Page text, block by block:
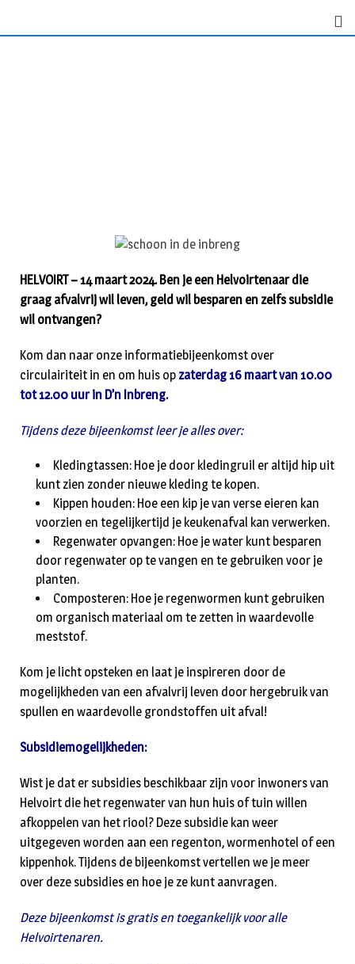
HELVOIRT – 14 maart 2024. Ben je een Helvoirtenaar die
graag afvalvrij wil leven, geld wil besparen en zelfs subsidie
wil ontvangen?
Kom dan naar onze informatiebijeenkomst over
circulairiteit in en om huis op zaterdag 16 maart van 10.00
tot 12.00 uur in D’n Inbreng.
Tijdens deze bijeenkomst leer je alles over:
Kledingtassen: Hoe je door kledingruil er altijd hip uit
kunt zien zonder nieuwe kleding te kopen.
Kippen houden: Hoe een kip je van verse eieren kan
voorzien en tegelijkertijd je keukenafval kan verwerken.
Regenwater opvangen: Hoe je water kunt besparen
door regenwater op te vangen en te gebruiken voor je
planten.
Composteren: Hoe je regenwormen kunt gebruiken
om organisch materiaal om te zetten in waardevolle
meststof.
Kom je licht opsteken en laat je inspireren door de
mogelijkheden van een afvalvrij leven door hergebruik van
spullen en waardevolle grondstoffen uit afval!
Subsidiemogelijkheden:
Wist je dat er subsidies beschikbaar zijn voor inwoners van
Helvoirt die het regenwater van hun huis of tuin willen
afkoppelen van het riool? Deze subsidie kan weer
uitgegeven worden aan een regenton, wormenhotel of een
kippenhok. Tijdens de bijeenkomst vertellen we je meer
over deze subsidies en hoe je ze kunt aanvragen.
Deze bijeenkomst is gratis en toegankelijk voor alle
Helvoirtenaren.